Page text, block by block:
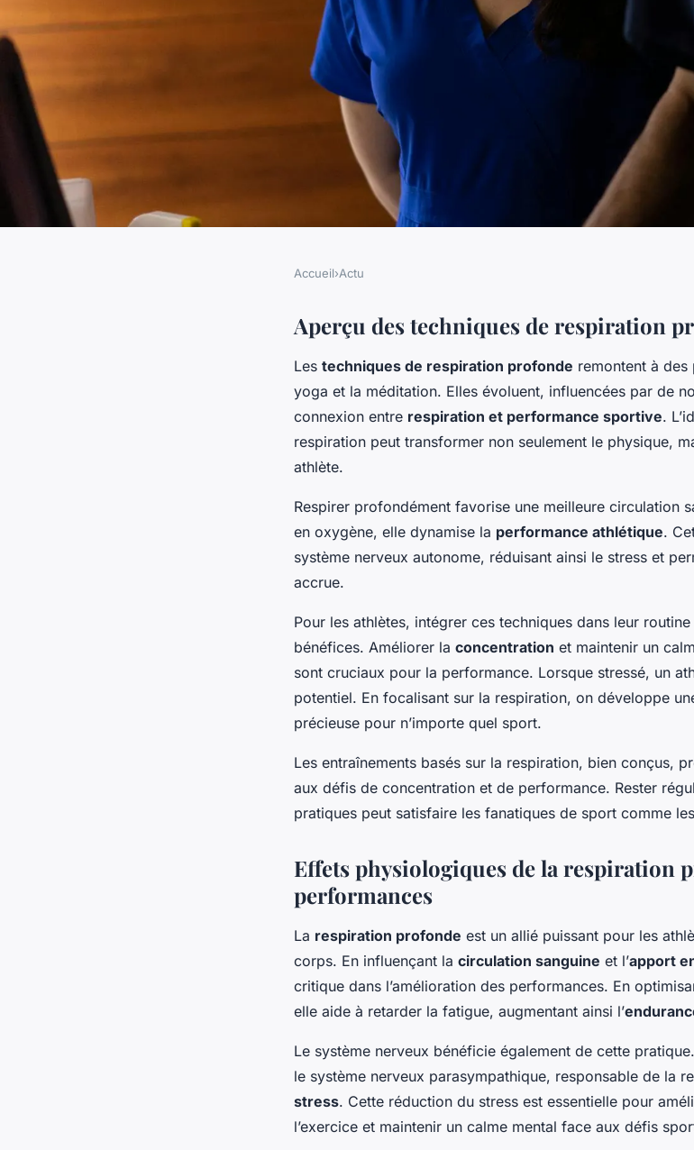
Boostez vos performances
explorez l'impact des techniques de
respiration profonde pour
transformer votre jeu !
Accueil›Actu
Aperçu des techniques de respiration
Les techniques de respiration profonde remontent à des
yoga et la méditation. Elles évoluent, influencées par de
connexion entre respiration et performance sportive.
respiration peut transformer non seulement le physique,
athlète.
Respirer profondément favorise une meilleure circulation
en oxygène, elle dynamise la performance athlétique.
système nerveux autonome, réduisant ainsi le stress et
accrue.
Pour les athlètes, intégrer ces techniques dans leur
bénéfices. Améliorer la concentration et maintenir un
sont cruciaux pour la performance. Lorsque stressé, un
potentiel. En focalisant sur la respiration, on développe
précieuse pour n’importe quel sport.
Les entraînements basés sur la respiration, bien conçus,
aux défis de concentration et de performance. Rester
pratiques peut satisfaire les fanatiques de sport comme
Effets physiologiques de la respiration
performances
La respiration profonde est un allié puissant pour les
corps. En influençant la circulation sanguine et l’apport
critique dans l’amélioration des performances. En
elle aide à retarder la fatigue, augmentant ainsi l’
Le système nerveux bénéficie également de cette
le système nerveux parasympathique, responsable de la
stress. Cette réduction du stress est essentielle pour
l’exercice et maintenir un calme mental face aux défis